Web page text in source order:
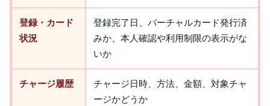
登録・カード
状況
登録完了日、バーチャルカード発行済
みか、本人確認や利用制限の表示がな
いか
チャージ履歴
チャージ日時、方法、金額、対象チャ
ージかどうか